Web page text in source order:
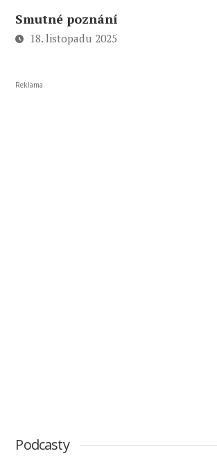
Smutné poznání
18. listopadu 2025
Reklama
Podcasty